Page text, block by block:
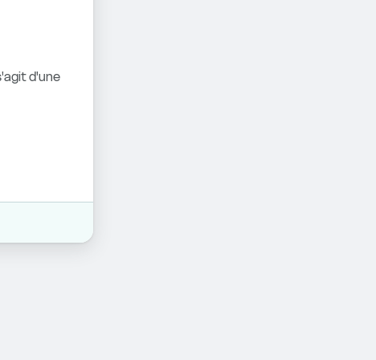
d'une